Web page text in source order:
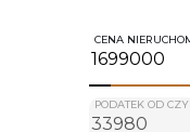
CENA
PODATEK OD